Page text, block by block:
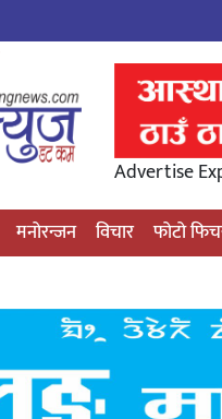
Advertise
मनोरन्जन विचार फोटो